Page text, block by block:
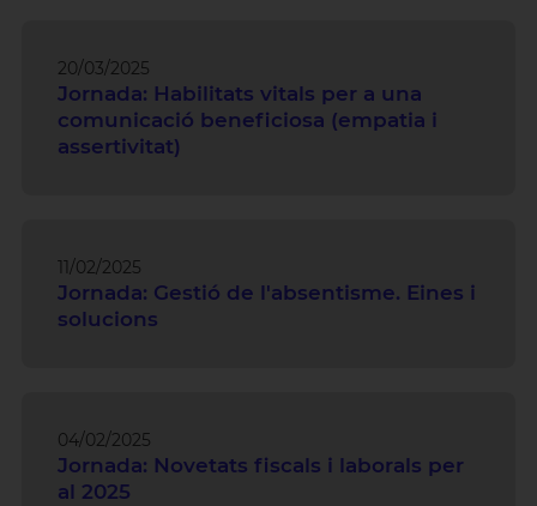
20/03/2025
Jornada: Habilitats vitals per a una
comunicació beneficiosa (empatia i
assertivitat)
11/02/2025
Jornada: Gestió de l'absentisme. Eines i
solucions
04/02/2025
Jornada: Novetats fiscals i laborals per
al 2025